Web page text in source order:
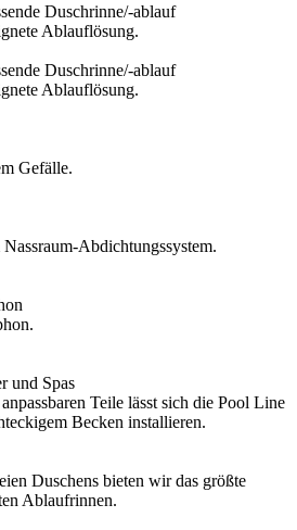
Duschrinne/-ablauf
Ablauflösung.
Duschrinne/-ablauf
Ablauflösung.
Gefälle.
Abdichtungssystem.
und Spas
Teile lässt sich die Pool Line
Becken installieren.
Duschens bieten wir das größte
Ablaufrinnen.